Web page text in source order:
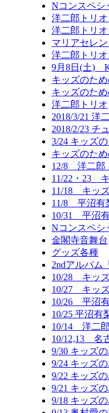
Nコンスペシ
洋二郎トリオ
洋二郎トリオ
マリアセレ
洋二郎トリオ
9月8日(土)
キッズのた
キッズのた
洋二郎トリオ
2018/3/21 洋
2018/2/23 チ
3/24 キッズ
キッズのた
12/8 洋二郎
11/22・23
11/18 キッ
11/8 平沼有
10/31 平沼
Nコンスペシ
金閣寺音舞台
グッズ各種
2ndアルバム
10/28 キッ
10/27 キッズ
10/26 平沼
10/25 平沼有
10/14 洋二
10/12,13 名
9/30 キッズ
9/24 キッズ
9/22 キッズ
9/21 キッズ
9/18 キッズ